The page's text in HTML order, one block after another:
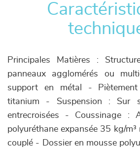
Principales Matières :
panneaux agglomérés ou
support en métal -
titanium - Suspension : Sur
entrecroisées - Coussinage :
polyuréthane expansée 35 kg/m³
couplé - Dossier en mousse